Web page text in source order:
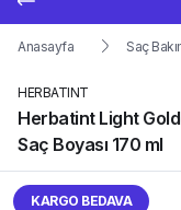
Anasayfa Saç
HERBATINT
Herbatint Light
Saç Boyası 170 ml
KARGO BEDAVA